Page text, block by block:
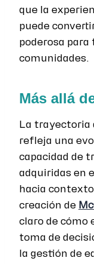
que la
puede
poderosa
comunidades.
Más allá
La trayectoria
refleja una
capacidad de
adquiridas en
hacia
creación de
claro de cómo
toma de
la gestión de